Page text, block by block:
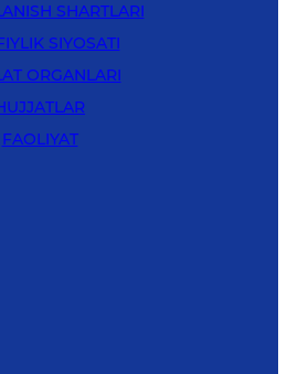
SHARTLARI
SIYOSATI
ORGANLARI
FAOLIYAT